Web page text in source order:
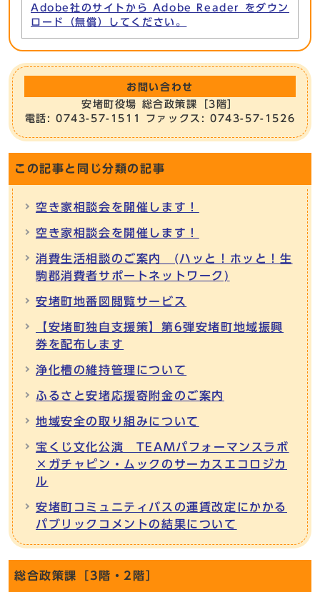
Adobe社のサイトから Adobe Reader をダウン
ロード（無償）してください。
お問い合わせ
安堵町役場 総合政策課［3階］
電話: 0743-57-1511 ファックス: 0743-57-1526
この記事と同じ分類の記事
空き家相談会を開催します！
空き家相談会を開催します！
消費生活相談のご案内 (ハッと！ホッと！生
駒郡消費者サポートネットワーク)
安堵町地番図閲覧サービス
【安堵町独自支援策】第6弾安堵町地域振興
券を配布します
浄化槽の維持管理について
ふるさと安堵応援寄附金のご案内
地域安全の取り組みについて
宝くじ文化公演 TEAMパフォーマンスラボ
×ガチャピン・ムックのサーカスエコロジカ
ル
安堵町コミュニティバスの運賃改定にかかる
パブリックコメントの結果について
総合政策課［3階・2階］